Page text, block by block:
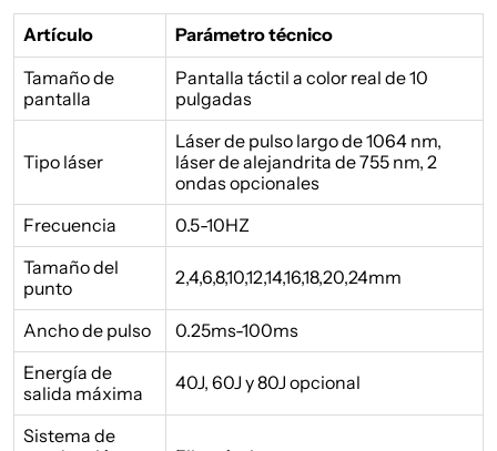
Artículo Parámetro técnico
Tamaño de
pantalla
Pantalla táctil a color real de 10
pulgadas
Tipo láser
Láser de pulso largo de 1064 nm,
láser de alejandrita de 755 nm, 2
ondas opcionales
Frecuencia
0.5-10HZ
Tamaño del
punto
2,4,6,8,10,12,14,16,18,20,24mm
Ancho de pulso
0.25ms-100ms
Energía de
salida máxima
40J, 60J y 80J opcional
Sistema de